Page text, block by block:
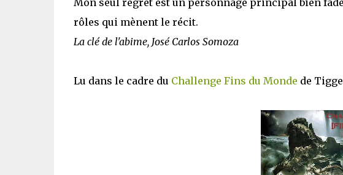
Mon seul regret est un personnage principal bien
rôles qui mènent le récit.
La clé de l'abime, José Carlos Somoza
Lu dans le cadre du Challenge Fins du Monde de